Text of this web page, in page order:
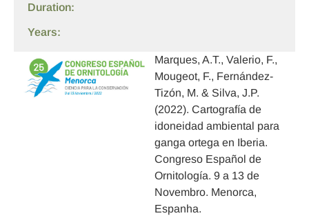
Duration:
Years:
Marques, A.T., Valerio, F.,
Mougeot, F., Fernández-
Tizón, M. & Silva, J.P.
(2022). Cartografía de
idoneidad ambiental para
ganga ortega en Iberia.
Congreso Español de
Ornitología. 9 a 13 de
Novembro. Menorca,
Espanha.